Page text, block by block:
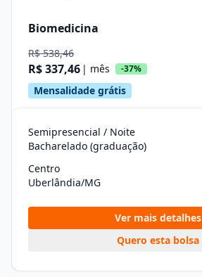
Biomedicina
R$ 538,46
R$ 337,46 | mês -37%
Mensalidade grátis
Semipresencial / Noite
Bacharelado (graduação)
Centro
Uberlândia/MG
Ver mais detalhes
Quero esta bolsa